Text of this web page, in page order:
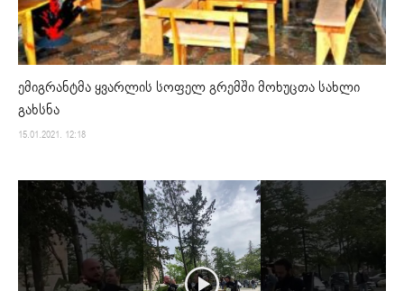
ემიგრანტმა ყვარლის სოფელ გრემში მოხუცთა სახლი
გახსნა
15.01.2021. 12:18